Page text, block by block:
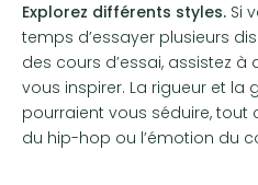
Explorez différents styles. Si
temps d’essayer plusieurs
des cours d’essai, assistez
vous inspirer. La rigueur et la
pourraient vous séduire, tout
du hip-hop ou l’émotion du